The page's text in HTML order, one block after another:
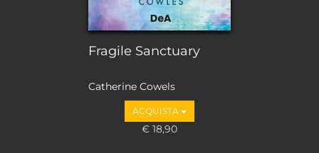
Fragile Sanctuary
Catherine Cowels
ACQUISTA
€ 18,90